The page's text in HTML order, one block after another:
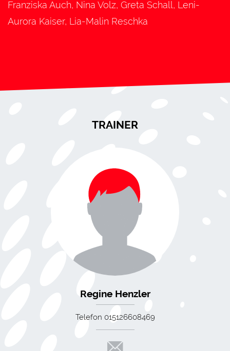
Franziska Auch, Nina Volz, Greta Schall, Leni-
Aurora Kaiser, Lia-Malin Reschka
TRAINER
Regine Henzler
Telefon 015126608469